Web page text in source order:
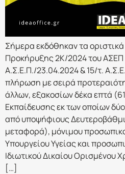
Σήμερα εκδόθηκαν τα
Προκήρυξης 2Κ/2024 του ΑΣΕΠ
Α.Σ.Ε.Π./23.04.2024 & 15/τ.
πλήρωση με σειρά
άλλων, εξακοσίων δέκα επτά
Εκπαίδευσης εκ των οποίων
από υποψήφιους
μεταφορά), μόνιμου
Υπουργείου Υγείας και
Ιδιωτικού Δικαίου Ορισμένου
[…]